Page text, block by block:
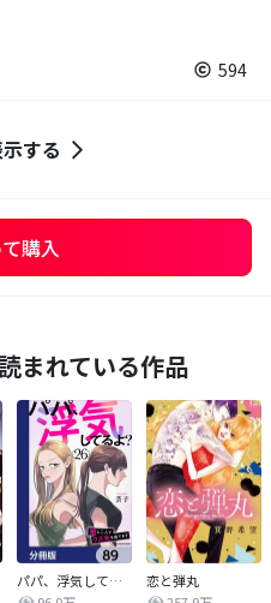
594
する
購入
まれている作品
パパ、浮気してるよ？娘と二人でクズ夫を捨てます【分冊版】
恋と弾丸